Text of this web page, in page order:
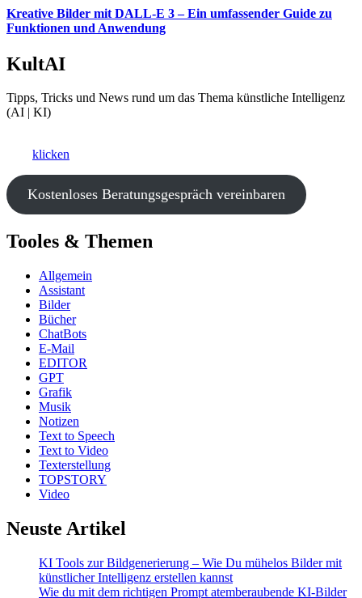
Kreative Bilder mit DALL-E 3 – Ein umfassender Guide zu
Funktionen und Anwendung
KultAI
Tipps, Tricks und News rund um das Thema künstliche Intelligenz
(AI | KI)
klicken
Kostenloses Beratungsgespräch vereinbaren
Tooles & Themen
Allgemein
Assistant
Bilder
Bücher
ChatBots
E-Mail
EDITOR
GPT
Grafik
Musik
Notizen
Text to Speech
Text to Video
Texterstellung
TOPSTORY
Video
Neuste Artikel
KI Tools zur Bildgenerierung – Wie Du mühelos Bilder mit
künstlicher Intelligenz erstellen kannst
Wie du mit dem richtigen Prompt atemberaubende KI-Bilder